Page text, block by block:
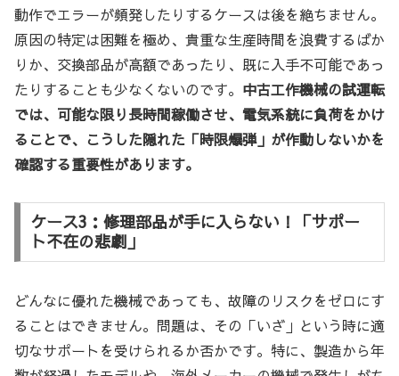
動作でエラーが頻発したりするケースは後を絶ちません。
原因の特定は困難を極め、貴重な生産時間を浪費するばか
りか、交換部品が高額であったり、既に入手不可能であっ
たりすることも少なくないのです。 中古工作機械の試運転
では、可能な限り長時間稼働させ、電気系統に負荷をかけ
ることで、こうした隠れた「時限爆弾」が作動しないかを
確認する重要性があります。
ケース3：修理部品が手に入らない！「サポー
ト不在の悲劇」
どんなに優れた機械であっても、故障のリスクをゼロにす
ることはできません。問題は、その「いざ」という時に適
切なサポートを受けられるか否かです。特に、製造から年